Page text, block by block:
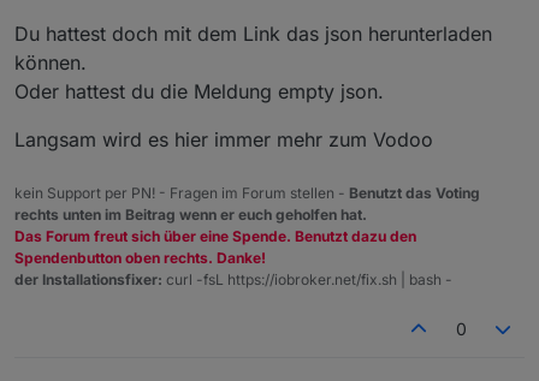
Du hattest doch mit dem Link das json herunterladen
können.
Oder hattest du die Meldung empty json.
Langsam wird es hier immer mehr zum Vodoo
kein Support per PN! - Fragen im Forum stellen - Benutzt das Voting
rechts unten im Beitrag wenn er euch geholfen hat.
Das Forum freut sich über eine Spende. Benutzt dazu den
Spendenbutton oben rechts. Danke!
der Installationsfixer: curl -fsL https://iobroker.net/fix.sh | bash -
0